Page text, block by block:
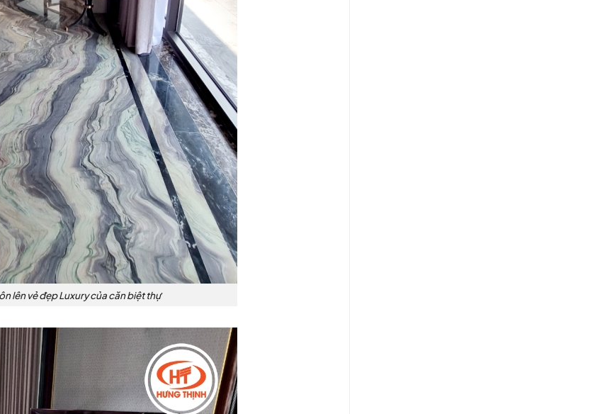
lên vẻ đẹp Luxury của căn biệt thự